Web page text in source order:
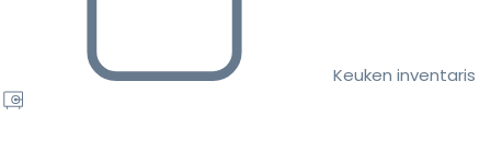
Keuken inventaris